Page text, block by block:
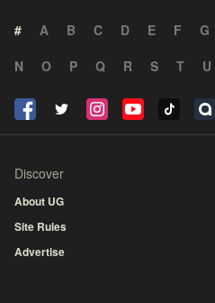
# A B C D E F G
N
O P Q R S T U
Discover
About UG
Site Rules
Advertise